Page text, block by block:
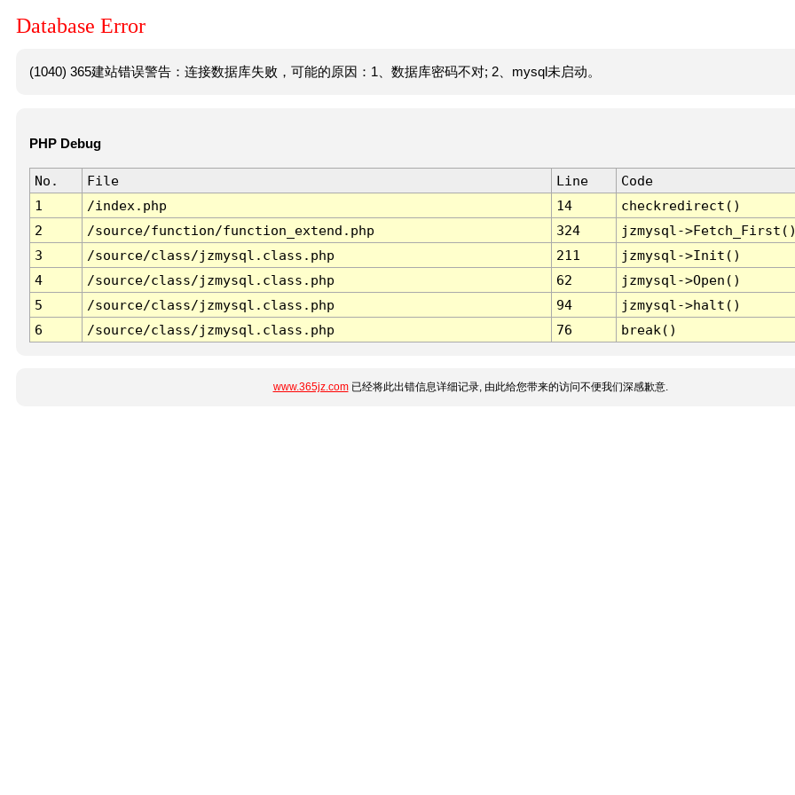
Database Error
(1040) 365建站错误警告：连接数据库失败，可能的原因：1、数据库密码不对; 2、mysql未启动。
PHP Debug
No. File Line
Code
1
/index.php 14
checkredirect()
2
/source/function/function_extend.php 324
jzmysql-
3
/source/class/jzmysql.class.php 211
jzmysql->Init()
4
/source/class/jzmysql.class.php 62
jzmysql->Open()
5
/source/class/jzmysql.class.php 94
jzmysql->halt()
6
/source/class/jzmysql.class.php 76 break()
www.365jz.com已经将此出错信息详细记录, 由此给您带来的访问不便我们深感歉意.